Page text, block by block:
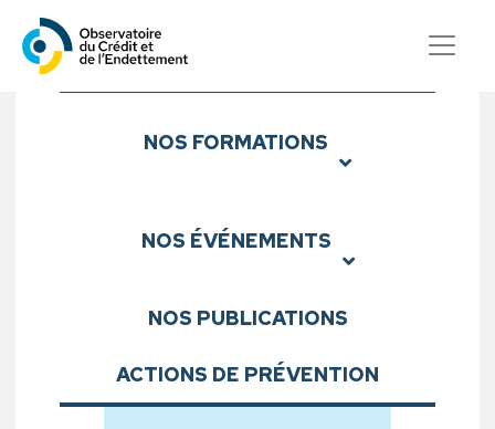
Observatoire du Crédit et
Sous-menu
NOS FORMATIONS
NOS ÉVÉNEMENTS
NOS PUBLICATIONS
ACTIONS DE PRÉVENTION